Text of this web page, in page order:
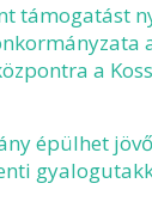
támogatást
a
épülhet